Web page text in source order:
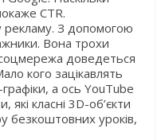
CTR.
рекламу. З допомогою
Вона трохи
соцмережа доведеться
кого зацікавлять
а ось YouTube
які класні 3D-об’єкти
безкоштовних уроків,